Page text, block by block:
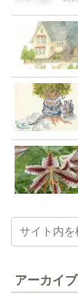
アーカイブ